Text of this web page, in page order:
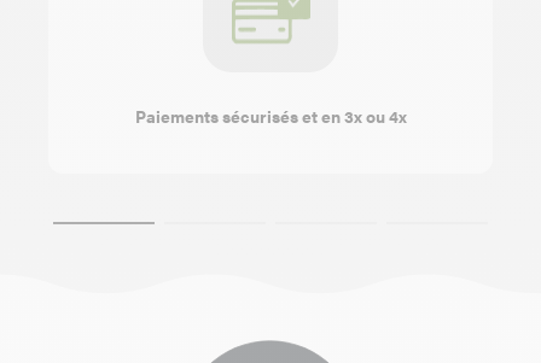
Paiements sécurisés et en 3x ou 4x